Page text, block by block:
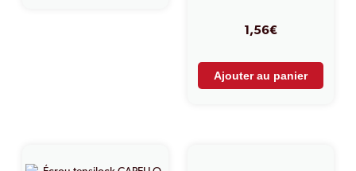
1,56€
Ajouter au panier